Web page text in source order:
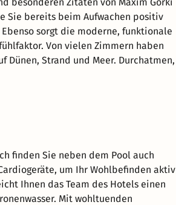
Sie bereits beim Aufwachen positiv
sorgt die moderne, funktionale
Von vielen Zimmern haben
Dünen, Strand und Meer. Durchatmen,
finden Sie neben dem Pool auch
um Ihr Wohlbefinden aktiv
Ihnen das Team des Hotels einen
Mit wohltuenden